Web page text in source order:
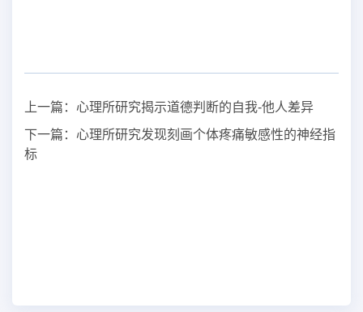
上一篇： 心理所研究揭示道德判断的自我-他人差异
下一篇： 心理所研究发现刻画个体疼痛敏感性的神经指
标